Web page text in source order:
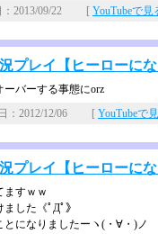
：2013/09/22 [ YouTubeで見
プレイ【ヒーローに
バーする事態にorz
：2012/12/06 [ YouTubeで
プレイ【ヒーローに
ますｗｗ
した《ﾟДﾟ》
になりましたーヽ(・∀・)ノ